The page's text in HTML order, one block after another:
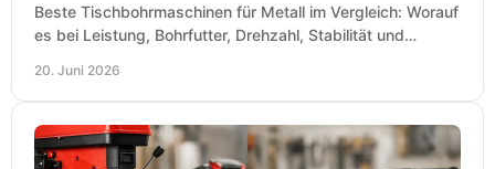
Beste Tischbohrmaschinen für Metall im Vergleich: Worauf
es bei Leistung, Bohrfutter, Drehzahl, Stabilität und
20. Juni 2026